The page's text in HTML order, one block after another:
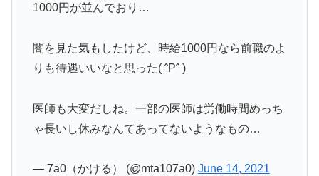
1000円が並んでおり…
闇を見た気もしたけど、時給1000円なら前職のよ
りも待遇いいなと思った( ˆPˆ )
医師も大変だしね。一部の医師は労働時間めっち
ゃ長いし休みなんてあってないようなもの…
— 7a0（かける） (@mta107a0) June 14, 2021